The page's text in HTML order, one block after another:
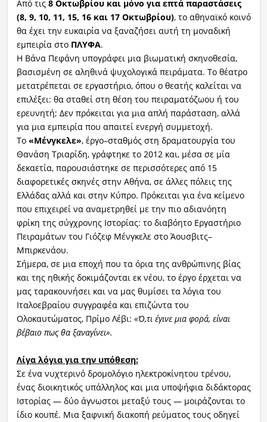
Από τις 8 Οκτωβρίου και μόνο για επτάπαραστάσεις
(8, 9, 10, 11, 15, 16 και 17 Οκτωβρίου), το αθηναϊκό κοινό
θα έχει την ευκαιρία να ξαναζήσει αυτή τη μοναδική
εμπειρία στο ΠΛΥΦΑ.
Η Βάνα Πεφάνη υπογράφει μια βιωματική σκηνοθεσία,
βασισμένη σε αληθινά ψυχολογικά πειράματα. Το θέατρο
μετατρέπεται σε εργαστήριο, όπου ο θεατής καλείται να
επιλέξει: θα σταθεί στη θέση του πειραματόζωου ή του
ερευνητή; Δεν πρόκειται για μια απλή παράσταση, αλλά
για μια εμπειρία που απαιτεί ενεργή συμμετοχή.
Το «Μένγκελε», έργο–σταθμός στη δραματουργία του
Θανάση Τριαρίδη, γράφτηκε το 2012 και, μέσα σε μία
δεκαετία, παρουσιάστηκε σε περισσότερες από 15
διαφορετικές σκηνές στην Αθήνα, σε άλλες πόλεις της
Ελλάδας αλλά και στην Κύπρο. Πρόκειται για ένα κείμενο
που επιχειρεί να αναμετρηθεί με την πιο αδιανόητη
φρίκη της σύγχρονης Ιστορίας: το διαβόητο Εργαστήριο
Πειραμάτων του Γιόζεφ Μένγκελε στο Άουσβιτς–
Μπιρκενάου.
Σήμερα, σε μια εποχή που τα όρια της ανθρώπινης βίας
και της ηθικής δοκιμάζονται εκ νέου, το έργο έρχεται να
μας ταρακουνήσει και να μας θυμίσει τα λόγια του
Ιταλοεβραίου συγγραφέα και επιζώντα του
Ολοκαυτώματος, Πρίμο Λέβι: «Ό,τι έγινε μια φορά, είναι
βέβαιο πως θα ξαναγίνει».
Λίγα λόγια για την υπόθεση:
Σε ένα νυχτερινό δρομολόγιο ηλεκτροκίνητου τρένου,
ένας διοικητικός υπάλληλος και μια υποψήφια διδάκτορας
Ιστορίας — δύο άγνωστοι μεταξύ τους — μοιράζονται το
ίδιο κουπέ. Μια ξαφνική διακοπή ρεύματος τους οδηγεί